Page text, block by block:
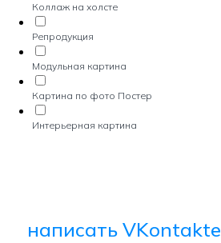
Коллаж на холсте
Репродукция
Модульная картина
Картина по фото Постер
Интерьерная картина
написать VKontakte